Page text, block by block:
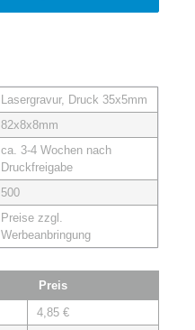
Lasergravur, Druck 35x5mm
82x8x8mm
ca. 3-4 Wochen nach
Druckfreigabe
500
Preise zzgl.
Werbeanbringung
Preis
4,85 €